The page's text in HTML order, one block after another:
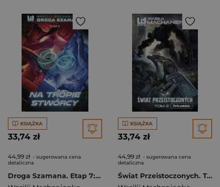
KSIĄŻKA
33,74 zł
44,99 zł - sugerowana cena
detaliczna
Droga Szamana. Etap 7: Na tropie stwórcy
KSIĄŻKA
33,74 zł
44,99 zł - sugerowana cena
detaliczna
Świat Przeistoczonych. Tom 2: Perła południa